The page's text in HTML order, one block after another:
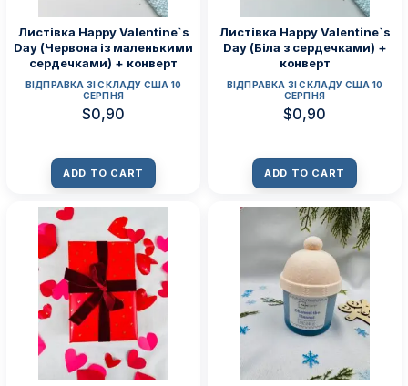
Листівка Happy Valentine`s
Day (Червона із маленькими
сердечками) + конверт
ВІДПРАВКА ЗІ СКЛАДУ США 10
СЕРПНЯ
$0,90
ADD TO CART
Листівка Happy Valentine`s
Day (Біла з сердечками) +
конверт
ВІДПРАВКА ЗІ СКЛАДУ США 10
СЕРПНЯ
$0,90
ADD TO CART